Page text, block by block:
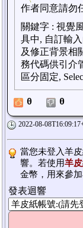
作者同意請勿
關鍵字 : 視覺
具中, 自訂輸
及修正背景相
務代碼供引介
區分固定,
0 0
2022-08-
當您未登入羊
響。若使用羊
金幣，用來參
發表迴響